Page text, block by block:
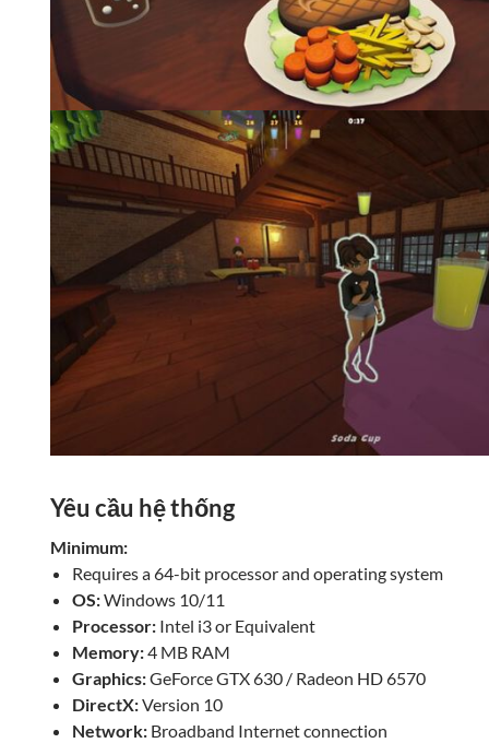
Yêu cầu hệ thống
Minimum:
Requires a 64-bit processor and operating system
OS:Windows 10/11
Processor: Intel i3 or Equivalent
Memory:4 MB RAM
Graphics:GeForce GTX 630 / Radeon HD 6570
DirectX:Version 10
Network: Broadband Internet connection